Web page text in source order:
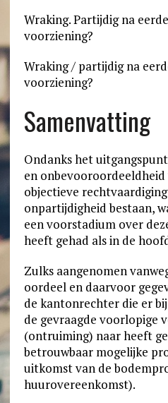
Wraking. Partijdig na
voorziening?
Wraking / partijdig na
voorziening?
Samenvatting
Ondanks het
en
objectieve
onpartijdigheid bestaan,
een voorstadium over
heeft gehad als in de
Zulks aangenomen
oordeel en daarvoor
de kantonrechter die er
de gevraagde voorlopige
(ontruiming) naar heeft
betrouwbaar mogelijke
uitkomst van de
huurovereenkomst).